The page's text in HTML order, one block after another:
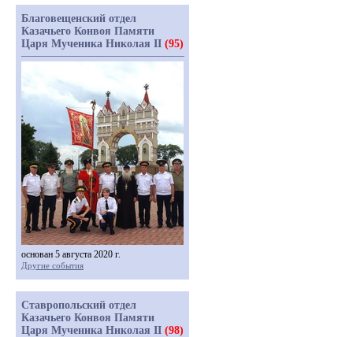
Благовещенский отдел
Казачьего Конвоя Памяти
Царя Мученика Николая II (95)
основан 5 августа 2020 г.
Другие события
Ставропольский отдел
Казачьего Конвоя Памяти
Царя Мученика Николая II (98)